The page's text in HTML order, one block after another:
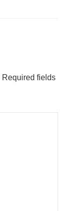
Required fields